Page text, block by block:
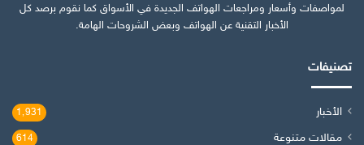
لمواصفات وأسعار ومراجعات الهواتف الجديدة في الأسواق كما نقوم برصد كل
الأخبار التقنية عن الهواتف وبعض الشروحات الهامة.
تصنيفات
الأخبار 1٬931
مقالات متنوعة 614